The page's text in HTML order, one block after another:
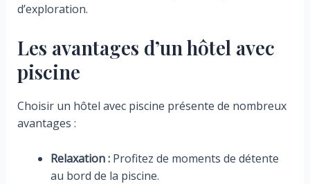
d’exploration.
Les avantages d’un hôtel avec
piscine
Choisir un hôtel avec piscine présente de nombreux
avantages :
Relaxation :Profitez de moments de détente
au bord de la piscine.